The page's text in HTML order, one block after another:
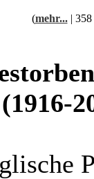
(mehr...| 358